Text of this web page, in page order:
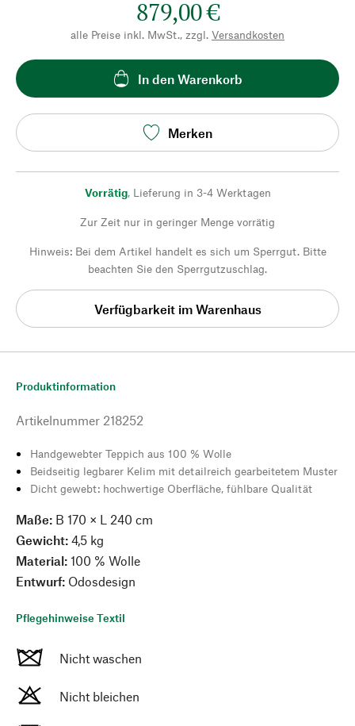
879,00 €
alle Preise inkl. MwSt., zzgl. Versandkosten
In den Warenkorb
Merken
Vorrätig, Lieferung in 3-4 Werktagen
Zur Zeit nur in geringer Menge vorrätig
Hinweis: Bei dem Artikel handelt es sich um Sperrgut. Bitte
beachten Sie den Sperrgutzuschlag.
Verfügbarkeit im Warenhaus
Produktinformation
Artikelnummer 218252
Handgewebter Teppich aus 100 % Wolle
Beidseitig legbarer Kelim mit detailreich gearbeitetem Muster
Dicht gewebt: hochwertige Oberfläche, fühlbare Qualität
Maße: B 170 × L 240 cm
Gewicht: 4,5 kg
Material: 100 % Wolle
Entwurf: Odosdesign
Pflegehinweise Textil
Nicht waschen
Nicht bleichen